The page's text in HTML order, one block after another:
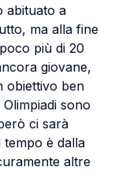
abituato a
ma alla fine
più di 20
giovane,
obiettivo ben
sono
ci sarà
è dalla
altre